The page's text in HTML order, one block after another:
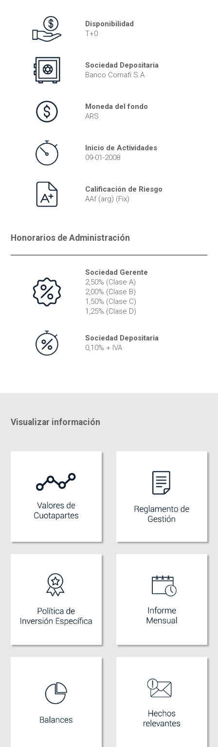
Disponibilidad
T+0
Sociedad Depositaria
Banco Comafi S.A
Moneda del fondo
ARS
Inicio de Actividades
09-01-2008
Calificación de Riesgo
AAf (arg) (Fix)
Honorarios de Administración
Sociedad Gerente
2,50% (Clase A)
2,00% (Clase B)
1,50% (Clase C)
1,25% (Clase D)
Sociedad Depositaria
0,10% + IVA
Visualizar información